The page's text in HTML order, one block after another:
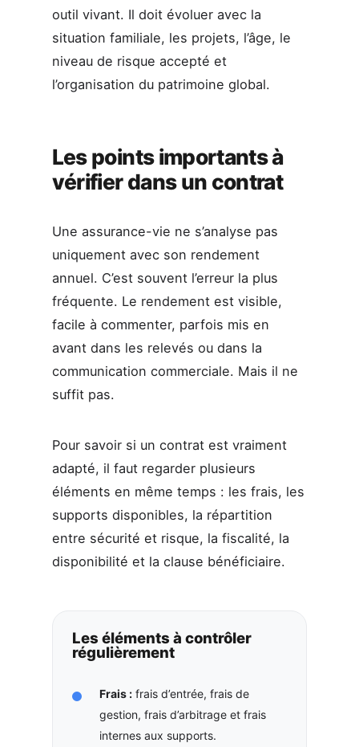
outil vivant. Il doit évoluer avec la
situation familiale, les projets, l’âge, le
niveau de risque accepté et
l’organisation du patrimoine global.
Les points importants à
vérifier dans un contrat
Une assurance-vie ne s’analyse pas
uniquement avec son rendement
annuel. C’est souvent l’erreur la plus
fréquente. Le rendement est visible,
facile à commenter, parfois mis en
avant dans les relevés ou dans la
communication commerciale. Mais il ne
suffit pas.
Pour savoir si un contrat est vraiment
adapté, il faut regarder plusieurs
éléments en même temps : les frais, les
supports disponibles, la répartition
entre sécurité et risque, la fiscalité, la
disponibilité et la clause bénéficiaire.
Les éléments à contrôler
régulièrement
Frais :frais d’entrée, frais de
gestion, frais d’arbitrage et frais
internes aux supports.